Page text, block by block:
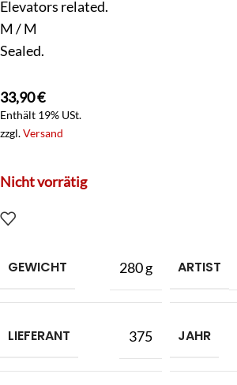
Elevators related.
M / M
Sealed.
33,90€
Enthält 19% USt.
zzgl.Versand
Nicht vorrätig
GEWICHT 280 g ARTIST
LIEFERANT 375 JAHR